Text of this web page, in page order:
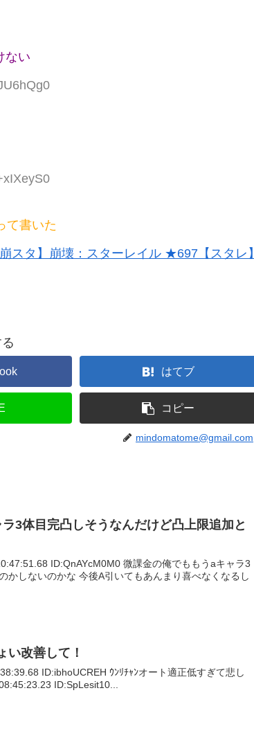
ない
て書いた
崩スタ】崩壊：スターレイル ★697【スタレ】
はてブ
コピー
mindomatome@gmail.com
3体目完凸しそうなんだけど凸上限追加と
ID:QnAYcM0M0 微課金の俺でももうaキャラ3
かしないのかな 今後A引いてもあんまり喜べなくなるし
い改善して！
ID:ibhoUCREH ｳﾝﾘﾁｬﾝオート適正低すぎて悲し
ID:SpLesit10...